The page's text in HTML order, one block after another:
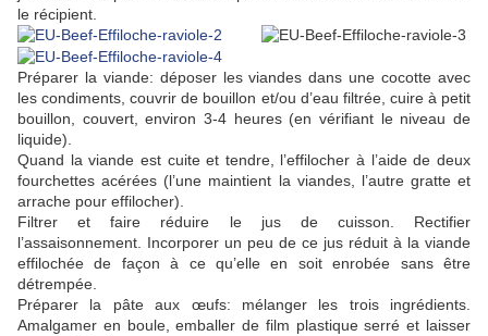
le récipient.
Préparer la viande: déposer les viandes dans une cocotte avec
les condiments, couvrir de bouillon et/ou d’eau filtrée, cuire à petit
bouillon, couvert, environ 3-4 heures (en vérifiant le niveau de
liquide).
Quand la viande est cuite et tendre, l’effilocher à l’aide de deux
fourchettes acérées (l’une maintient la viandes, l’autre gratte et
arrache pour effilocher).
Filtrer et faire réduire le jus de cuisson. Rectifier
l’assaisonnement. Incorporer un peu de ce jus réduit à la viande
effilochée de façon à ce qu’elle en soit enrobée sans être
détrempée.
Préparer la pâte aux œufs: mélanger les trois ingrédients.
Amalgamer en boule, emballer de film plastique serré et laisser